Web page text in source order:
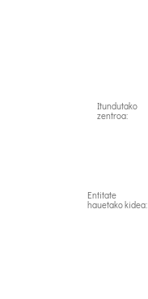
Itundutako
zentroa:
Entitate
hauetako kidea: